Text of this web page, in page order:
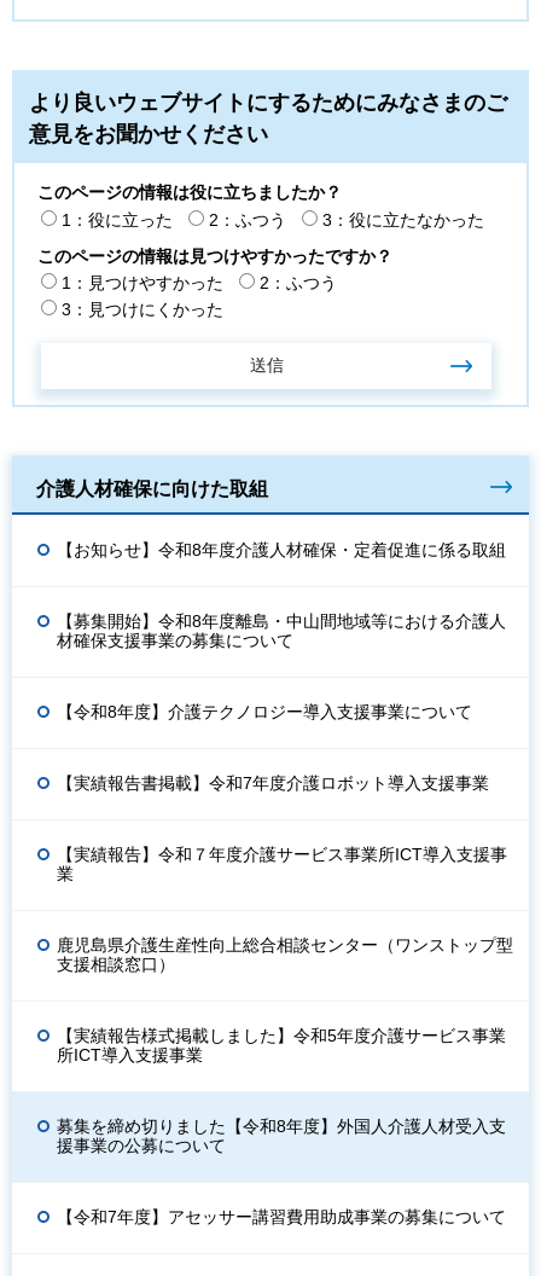
より良いウェブサイトにするためにみなさまのご
意見をお聞かせください
このページの情報は役に立ちましたか？
1：役に立った
2：ふつう
3：役に立たなかった
このページの情報は見つけやすかったですか？
1：見つけやすかった
2：ふつう
3：見つけにくかった
介護人材確保に向けた取組
【お知らせ】令和8年度介護人材確保・定着促進に係る取組
【募集開始】令和8年度離島・中山間地域等における介護人
材確保支援事業の募集について
【令和8年度】介護テクノロジー導入支援事業について
【実績報告書掲載】令和7年度介護ロボット導入支援事業
【実績報告】令和７年度介護サービス事業所ICT導入支援事
業
鹿児島県介護生産性向上総合相談センター（ワンストップ型
支援相談窓口）
【実績報告様式掲載しました】令和5年度介護サービス事業
所ICT導入支援事業
募集を締め切りました【令和8年度】外国人介護人材受入支
援事業の公募について
【令和7年度】アセッサー講習費用助成事業の募集について